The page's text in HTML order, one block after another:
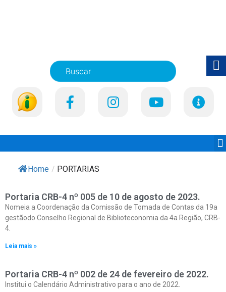
Home / PORTARIAS
Portaria CRB-4 nº 005 de 10 de agosto de 2023.
Nomeia a Coordenação da Comissão de Tomada de Contas da 19a
gestãodo Conselho Regional de Biblioteconomia da 4a Região, CRB-
4.
Leia mais »
Portaria CRB-4 nº 002 de 24 de fevereiro de 2022.
Institui o Calendário Administrativo para o ano de 2022.